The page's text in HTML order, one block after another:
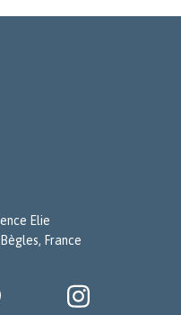
Elie
France